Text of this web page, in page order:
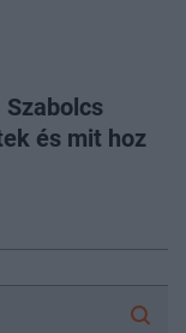
Szabolcs
és mit hoz